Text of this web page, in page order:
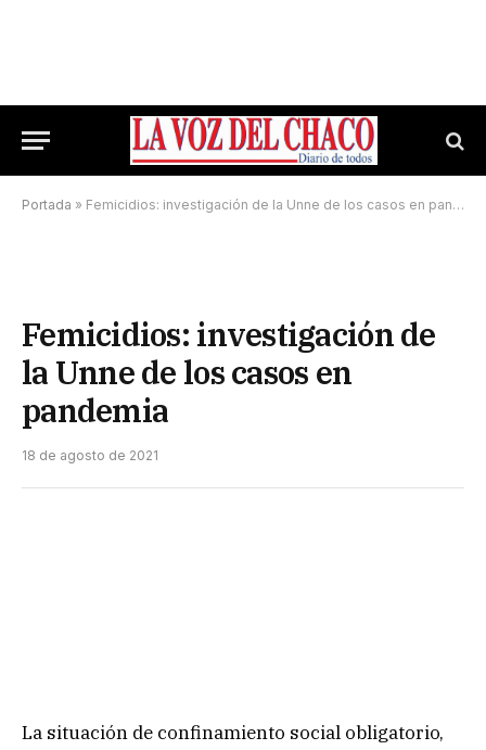
Portada » Femicidios: investigación de la Unne de los casos en pandemia
Femicidios: investigación de
la Unne de los casos en
pandemia
18 de agosto de 2021
La situación de confinamiento social obligatorio,